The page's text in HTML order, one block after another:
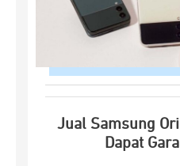
Jual Samsung
Dapat